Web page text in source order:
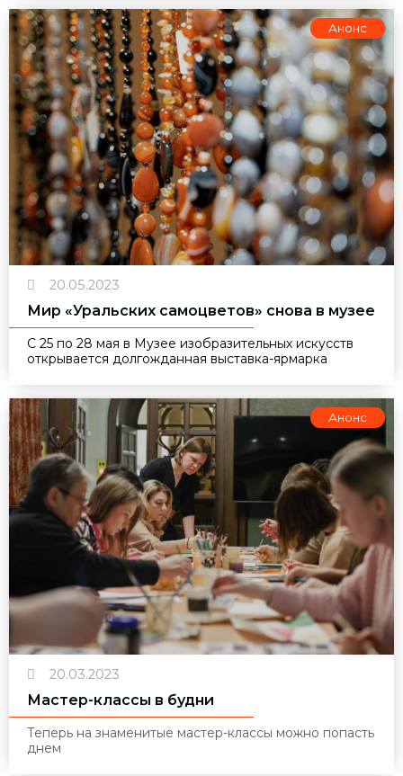
Анонс
20.05.2023
Мир «Уральских самоцветов» снова в музее
С 25 по 28 мая в Музее изобразительных искусств
открывается долгожданная выставка-ярмарка
Анонс
20.03.2023
Мастер-классы в будни
Теперь на знаменитые мастер-классы можно попасть
днем